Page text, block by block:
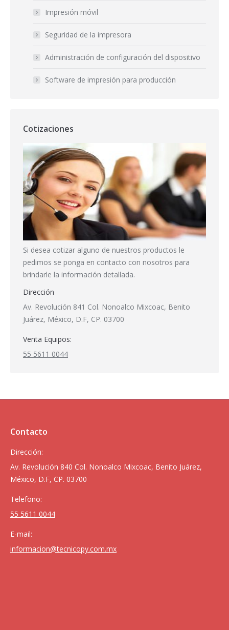
Impresión móvil
Seguridad de la impresora
Administración de configuración del dispositivo
Software de impresión para producción
Cotizaciones
Si desea cotizar alguno de nuestros productos le
pedimos se ponga en contacto con nosotros para
brindarle la información detallada.
Dirección
Av. Revolución 841 Col. Nonoalco Mixcoac, Benito
Juárez, México, D.F, CP. 03700
Venta Equipos:
55 5611 0044
Contacto
Dirección:
Av. Revolución 840 Col. Nonoalco Mixcoac, Benito Juárez,
México, D.F, CP. 03700
Telefono:
55 5611 0044
E-mail:
informacion@tecnicopy.com.mx